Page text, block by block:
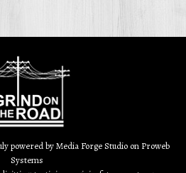
powered byMedia Forge Studio on Proweb
Systems